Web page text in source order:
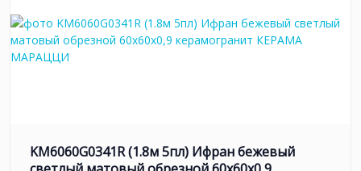
KM6060G0341R (1.8м 5пл) Ифран бежевый